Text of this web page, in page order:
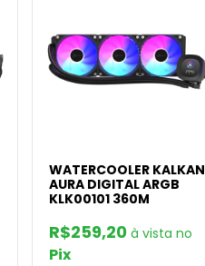
WATERCOOLER KALKAN
AURA DIGITAL ARGB
KLK00101 360M
R$259,20
Pix